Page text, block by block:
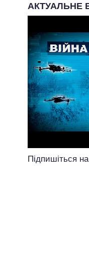
АКТУАЛЬНЕ
Підпишіться